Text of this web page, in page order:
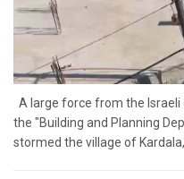
A large force from the
the "Building and Planning
stormed the village of